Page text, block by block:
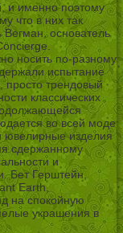
и именно поэтому
что в них так
Вегман, основатель
носить по-разному
испытание
просто трендовый
классических
во всей моде
ювелирные изделия
сдержанному
и
Бет Герштейн,
Earth,
на спокойную
украшения в